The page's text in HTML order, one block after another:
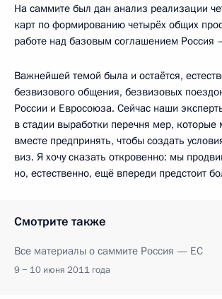
На саммите был дан анализ реализации
карт по формированию четырёх общих
работе над базовым соглашением Россия
Важнейшей темой была и остаётся,
безвизового общения, безвизовых
России и Евросоюза. Сейчас наши
в стадии выработки перечня мер,
вместе предпринять, чтобы создать
виз. Я хочу сказать откровенно: мы
но, естественно, ещё впереди предстоит
Смотрите также
Все материалы о саммите Россия — ЕС
9 − 10 июня 2011 года